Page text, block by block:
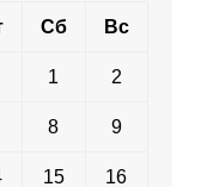
Сб Вс
1 2
8 9
15 16